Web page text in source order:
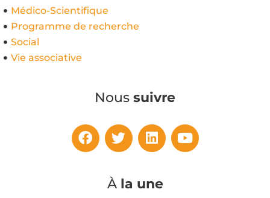
Médico-Scientifique
Programme de recherche
Social
Vie associative
Nous suivre
À la une